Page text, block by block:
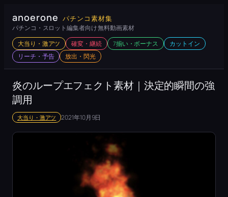
容
ス
キ
プ
anoerone パチンコ素材集
パチンコ・スロット編集者向け 無料動画素材
大当り・激アツ 確変・継続 7揃い・ボーナス
カットイン
リーチ・予告
放出・閃光
炎のループエフェクト素材｜決定的瞬間の強
調用
大当り・激アツ 2021年10月9日